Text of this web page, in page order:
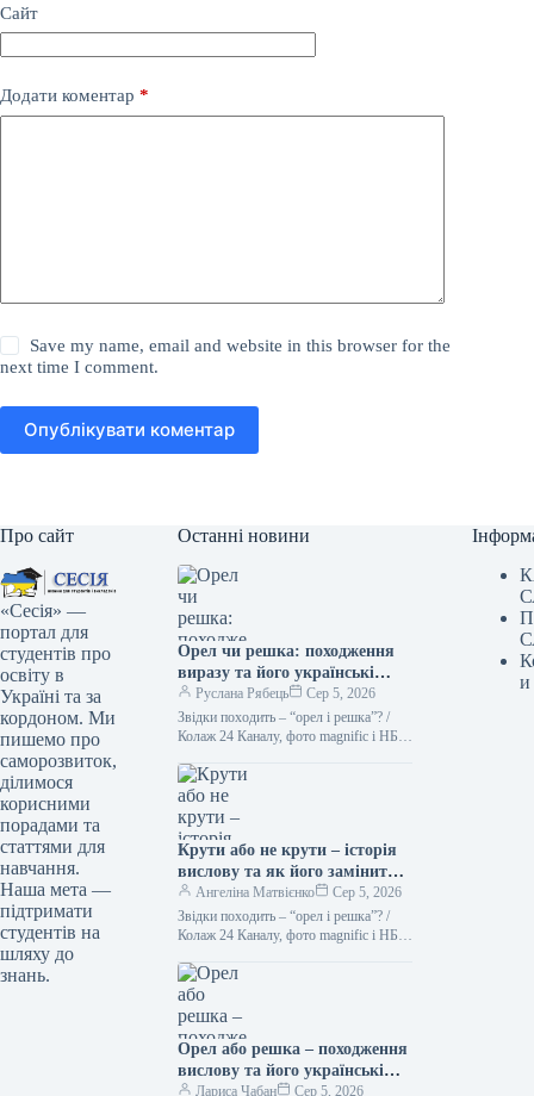
Сайт
Додати коментар *
Save my name, email and website in this browser for the
next time I comment.
Опублікувати коментар
Про сайт
«Сесія» —
портал для
студентів про
освіту в
Україні та за
кордоном. Ми
пишемо про
саморозвиток,
ділимося
корисними
порадами та
статтями для
навчання.
Наша мета —
підтримати
студентів на
шляху до
знань.
Останні новини
Орел чи решка: походження
виразу та його українські
синоніми Походження вислову
“орел чи решка” тісно
пов’язане з давньою
для прийняття рішення. На
одній стороні монети, як
правило, зображували орла, а
на іншій – герб держави або
інший символ. Таким чином,
“орел” і “решка” стали
узагальненими позначеннями
сторін монети. Українською
замінити кількома
варіантами, залежно від
контексту: * **”Кін або
герб”**: Це прямий переклад,
який зберігає образність. *
**”На щастя”**:
Руслана Рябець
Сер 5, 2026
Звідки походить – “орел і решка”? /
Колаж 24 Каналу, фото magnific і НБУ
зробити…
Крути або не крути – історія
вислову та як його замінити
українською
Ангеліна Матвієнко
Сер 5, 2026
Звідки походить – “орел і решка”? /
Колаж 24 Каналу, фото magnific і НБУ
спосіб зробити…
Орел або решка – походження
вислову та його українські
синоніми.
Лариса Чабан Сер 5, 2026
и